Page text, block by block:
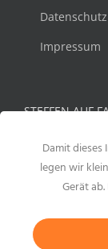
Datenschutz
Impressum
STEFFEN AUF
Damit
legen wir
Gerät